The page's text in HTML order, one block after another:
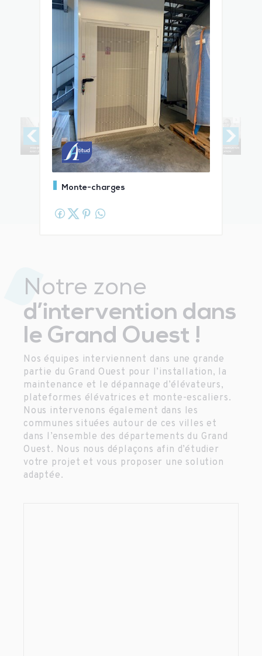
& DÉCOUVREZ TOUTES LES ÉTAPES
DE L’ÉLABORATION ET DE
L’INSTALLATION DE VOTRE MONTE-
ESCALIER OU ÉLÉVATEUR PMR
Notre zone
d’intervention dans
le Grand Ouest !
Nos équipes interviennent dans une grande
partie du Grand Ouest pour l’installation, la
maintenance et le dépannage d’élévateurs,
plateformes élévatrices et monte-escaliers.
Nous intervenons également dans les
communes situées autour de ces villes et
dans l’ensemble des départements du Grand
Ouest. Nous nous déplaçons afin d’étudier
votre projet et vous proposer une solution
adaptée.
Monte-charges